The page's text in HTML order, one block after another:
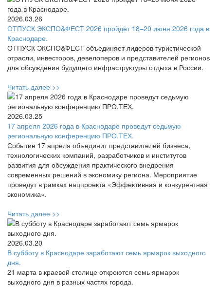
2026.03.26
ОТПУСК ЭКСПО&ФЕСТ 2026 пройдёт 18–20 июня 2026 года в
Краснодаре.
ОТПУСК ЭКСПО&ФЕСТ объединяет лидеров туристической
отрасли, инвесторов, девелоперов и представителей регионов
для обсуждения будущего инфраструктуры отдыха в России.
Читать далее >>
2026.03.25
17 апреля 2026 года в Краснодаре проведут седьмую
региональную конференцию ПРО.ТЕХ.
Событие 17 апреля объединит представителей бизнеса,
технологических компаний, разработчиков и институтов
развития для обсуждения практического внедрения
современных решений в экономику региона. Мероприятие
проведут в рамках нацпроекта «Эффективная и конкурентная
экономика».
Читать далее >>
2026.03.20
В субботу в Краснодаре заработают семь ярмарок выходного
дня.
21 марта в краевой столице откроются семь ярмарок
выходного дня в разных частях города.